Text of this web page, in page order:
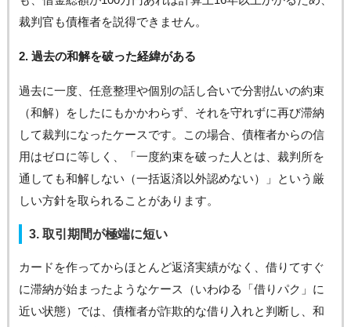
裁判官も債権者を説得できません。
2. 過去の和解を破った経緯がある
過去に一度、任意整理や個別の話し合いで分割払いの約束
（和解）をしたにもかかわらず、それを守れずに再び滞納
して裁判になったケースです。この場合、債権者からの信
用はゼロに等しく、「一度約束を破った人とは、裁判所を
通しても和解しない（一括返済以外認めない）」という厳
しい方針を取られることがあります。
3. 取引期間が極端に短い
カードを作ってからほとんど返済実績がなく、借りてすぐ
に滞納が始まったようなケース（いわゆる「借りパク」に
近い状態）では、債権者が詐欺的な借り入れと判断し、和